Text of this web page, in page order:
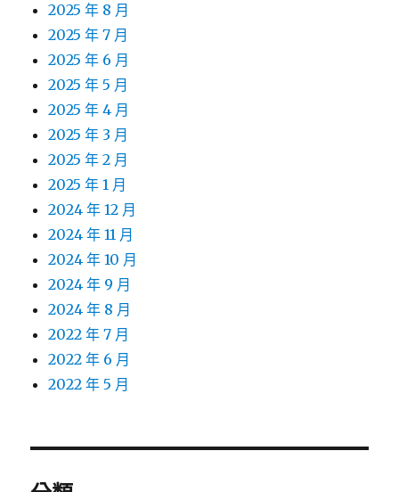
2025 年 8 月
2025 年 7 月
2025 年 6 月
2025 年 5 月
2025 年 4 月
2025 年 3 月
2025 年 2 月
2025 年 1 月
2024 年 12 月
2024 年 11 月
2024 年 10 月
2024 年 9 月
2024 年 8 月
2022 年 7 月
2022 年 6 月
2022 年 5 月